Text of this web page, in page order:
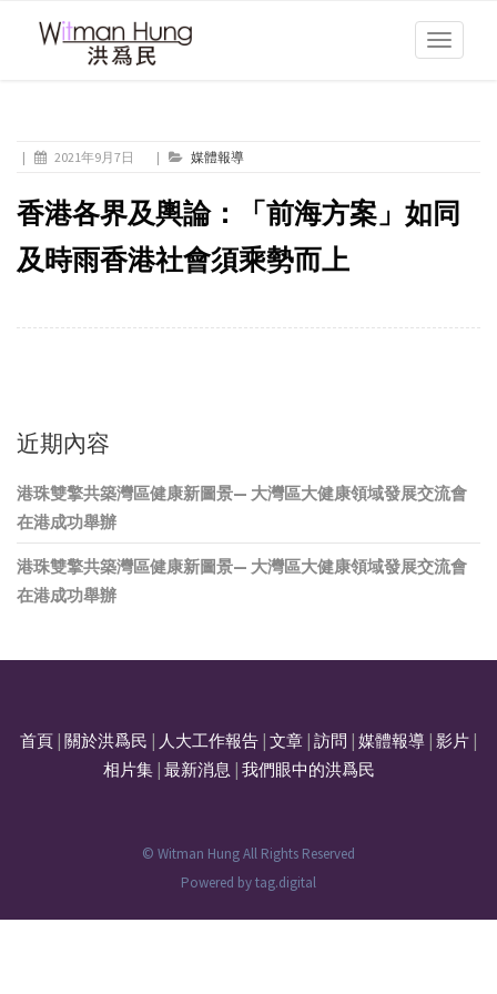
Toggle
| 2021年9月7日 | 媒體報導
香港各界及輿論：「前海方案」如同
及時雨香港社會須乘勢而上
近期內容
港珠雙擎共築灣區健康新圖景— 大灣區大健康領域發展交流會
在港成功舉辦
港珠雙擎共築灣區健康新圖景— 大灣區大健康領域發展交流會
在港成功舉辦
首頁 關於洪爲民 人大工作報告 文章 訪問 媒體報導 影片
相片集| 最新消息 我們眼中的洪爲民
© Witman Hung All Rights Reserved
Powered bytag.digital